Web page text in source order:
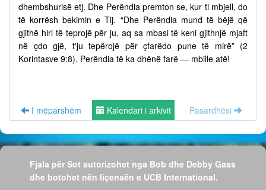
dhembshurisë etj. Dhe Perëndia premton se, kur ti mbjell, do
të korrësh bekimin e Tij. “Dhe Perëndia mund të bëjë që
gjithë hiri të teprojë për ju, aq sa mbasi të keni gjithnjë mjaft
në çdo gjë, t'ju tepërojë për çfarëdo pune të mirë” (2
Korintasve 9:8). Perëndia të ka dhënë farë — mbille atë!
I mëparshëm Kalendari i arkivit Pasardhësi
Fjala për Sot autorizohet nga Bob dhe Debby Gass
dhe botohet nën liçensën e UCB International.